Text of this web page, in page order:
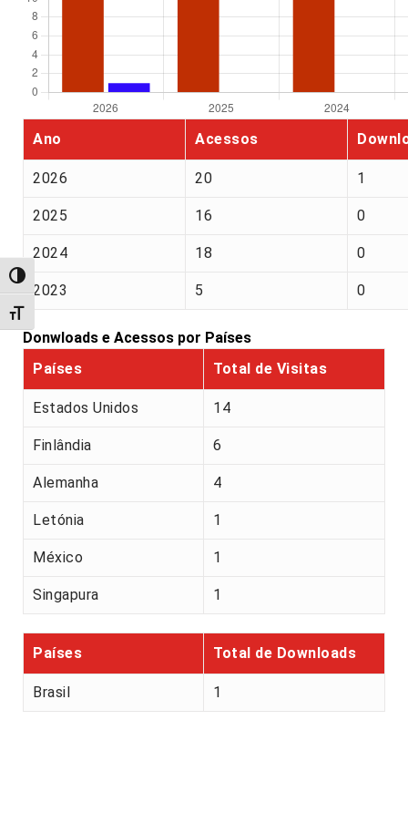
Alternar alto contraste
Alternar tamanho da fonte
Ano Acessos
2026 20 1
2025 16 0
2024 18 0
2023 5 0
Donwloads e Acessos por Países
Países
Total de Visitas
Estados Unidos 14
Finlândia 6
Alemanha 4
Letónia 1
México 1
Singapura 1
Países Total de Downloads
Brasil 1